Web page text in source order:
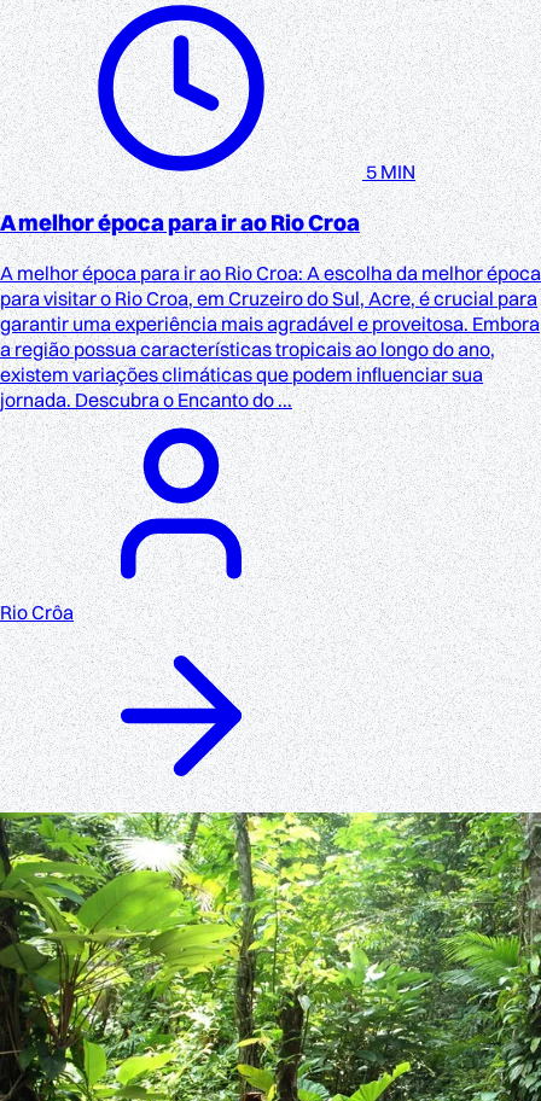
5 MIN
A melhor época para ir ao Rio Croa
A melhor época para ir ao Rio Croa: A escolha da melhor época
para visitar o Rio Croa, em Cruzeiro do Sul, Acre, é crucial para
garantir uma experiência mais agradável e proveitosa. Embora
a região possua características tropicais ao longo do ano,
existem variações climáticas que podem influenciar sua
jornada. Descubra o Encanto do ...
Rio Crôa